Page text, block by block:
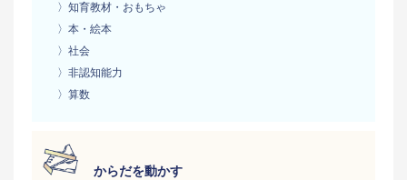
〉知育教材・おもちゃ
〉本・絵本
〉社会
〉非認知能力
〉算数
からだを動かす